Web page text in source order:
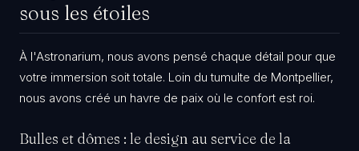
sous les étoiles
​À l'Astronarium, nous avons pensé chaque détail pour que
votre immersion soit totale. Loin du tumulte de Montpellier,
nous avons créé un havre de paix où le confort est roi.
​Bulles et dômes : le design au service de la